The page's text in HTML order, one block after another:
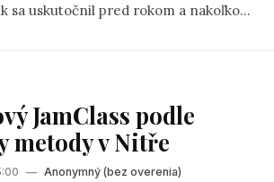
sa uskutočnil pred rokom a nakoľko
združenia Spolku
JamClass podle
metody v Nitře
— Anonymný (bez overenia)